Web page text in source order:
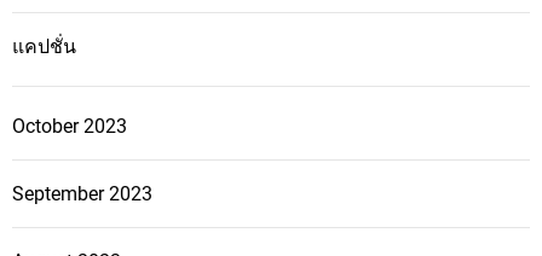
แคปชั่น
October 2023
September 2023